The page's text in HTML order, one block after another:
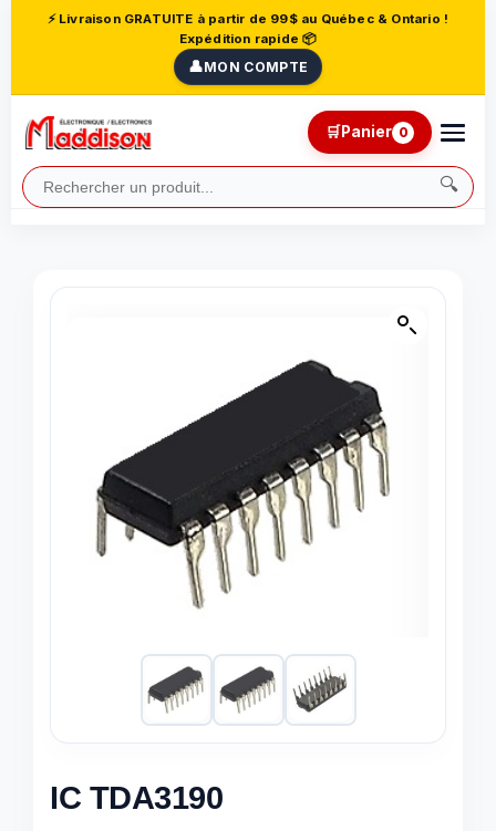
⚡ Livraison GRATUITE à partir de 99$ au Québec & Ontario !
Expédition rapide 📦
👤MON COMPTE
🔍
🛒Panier 0
IC TDA3190